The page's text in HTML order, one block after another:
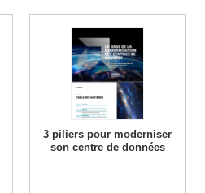
3 piliers pour moderniser
son centre de données